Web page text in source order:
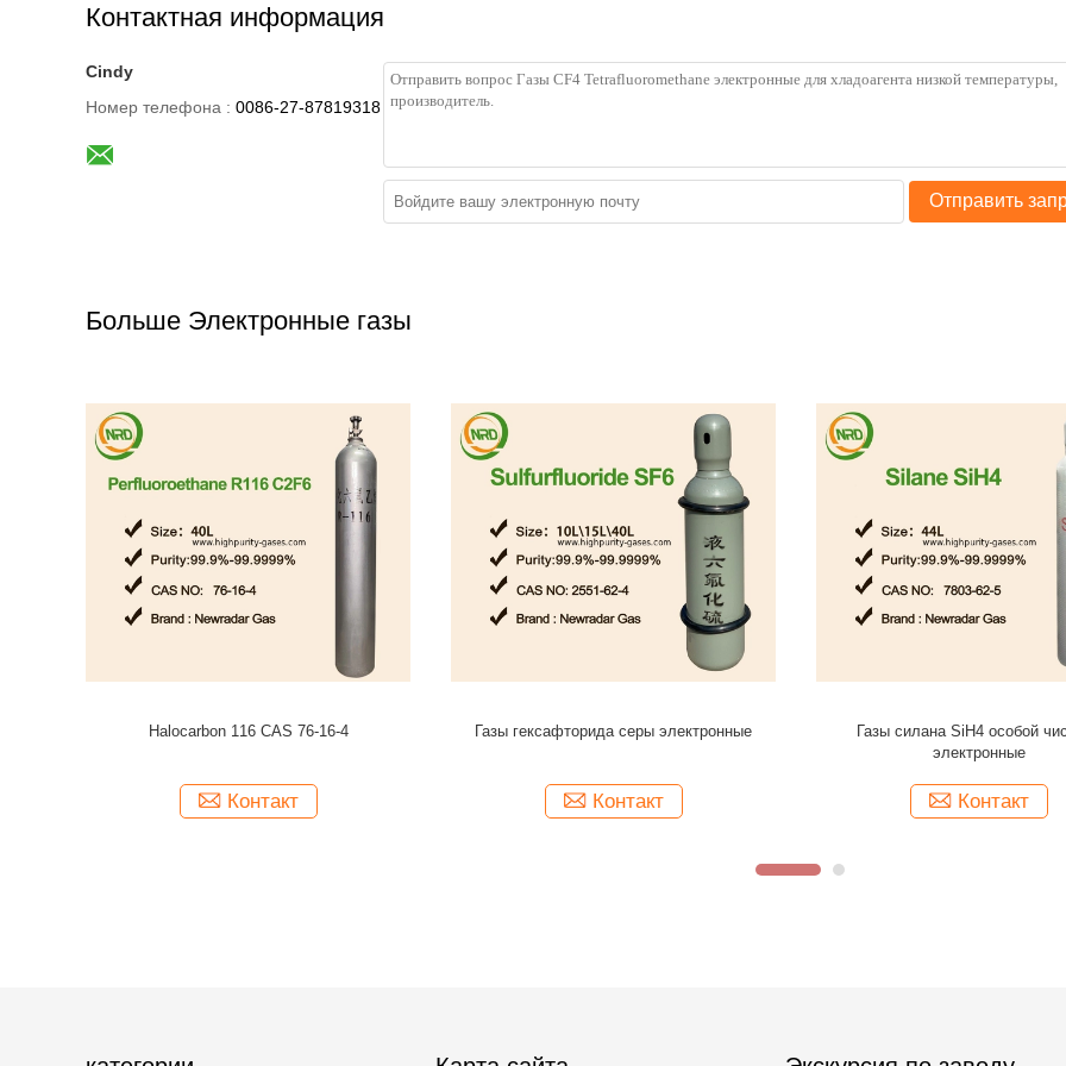
Контактная информация
Cindy
Номер телефона : 0086-27-87819318
Отправить
Больше Электронные газы
Газ лазера excimer Ar/F2/He/Ne смешанный
Контакт
Электронный газ воздуха баланса газа 100
Контакт
Фторид NF3 азота, газ
Контакт